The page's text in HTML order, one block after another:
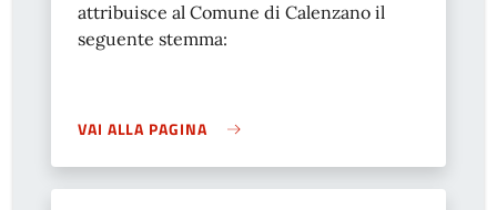
attribuisce al Comune di Calenzano il
seguente stemma:
VAI ALLA PAGINA